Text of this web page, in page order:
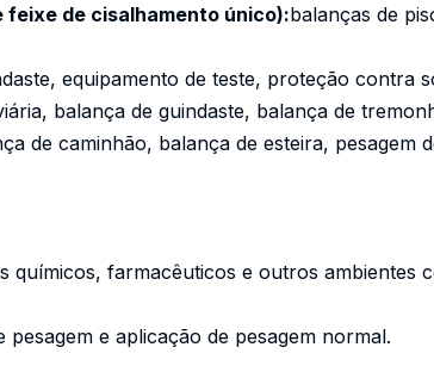
de cisalhamento único):balanças de
equipamento de teste, proteção contra
balança de guindaste, balança de
de caminhão, balança de esteira, pesagem
químicos, farmacêuticos e outros ambientes
e aplicação de pesagem normal.